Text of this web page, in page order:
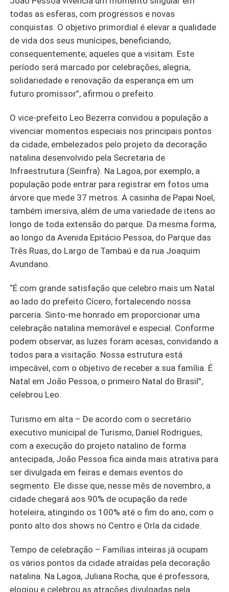
todas as esferas, com progressos e novas
conquistas. O objetivo primordial é elevar a qualidade
de vida dos seus munícipes, beneficiando,
consequentemente, aqueles que a visitam. Este
período será marcado por celebrações, alegria,
solidariedade e renovação da esperança em um
futuro promissor”, afirmou o prefeito.
O vice-prefeito Leo Bezerra convidou a população a
vivenciar momentos especiais nos principais pontos
da cidade, embelezados pelo projeto da decoração
natalina desenvolvido pela Secretaria de
Infraestrutura (Seinfra). Na Lagoa, por exemplo, a
população pode entrar para registrar em fotos uma
árvore que mede 37 metros. A casinha de Papai Noel,
também imersiva, além de uma variedade de itens ao
longo de toda extensão do parque. Da mesma forma,
ao longo da Avenida Epitácio Pessoa, do Parque das
Três Ruas, do Largo de Tambaú e da rua Joaquim
Avundano.
“É com grande satisfação que celebro mais um Natal
ao lado do prefeito Cícero, fortalecendo nossa
parceria. Sinto-me honrado em proporcionar uma
celebração natalina memorável e especial. Conforme
podem observar, as luzes foram acesas, convidando a
todos para a visitação. Nossa estrutura está
impecável, com o objetivo de receber a sua família. É
Natal em João Pessoa, o primeiro Natal do Brasil”,
celebrou Leo.
Turismo em alta – De acordo com o secretário
executivo municipal de Turismo, Daniel Rodrigues,
com a execução do projeto natalino de forma
antecipada, João Pessoa fica ainda mais atrativa para
ser divulgada em feiras e demais eventos do
segmento. Ele disse que, nesse mês de novembro, a
cidade chegará aos 90% de ocupação da rede
hoteleira, atingindo os 100% até o fim do ano, com o
ponto alto dos shows no Centro e Orla da cidade.
Tempo de celebração – Famílias inteiras já ocupam
os vários pontos da cidade atraídas pela decoração
natalina. Na Lagoa, Juliana Rocha, que é professora,
elogiou e celebrou as atrações divulgadas pela